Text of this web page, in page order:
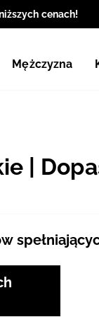
cenach!
Mężczyzna
|